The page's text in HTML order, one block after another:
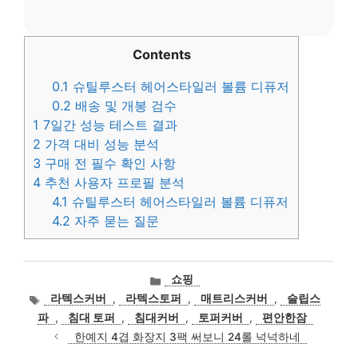
Contents
0.1 슈틸루스터 헤어스타일러 볼륨 디퓨저
0.2 배송 및 개봉 검수
1 7일간 성능 테스트 결과
2 가격 대비 성능 분석
3 구매 전 필수 확인 사항
4 추천 사용자 프로필 분석
4.1 슈틸루스터 헤어스타일러 볼륨 디퓨저
4.2 자주 묻는 질문
카
테
고
리
쇼핑
태
그
라텍스커버 , 라텍스토퍼 , 매트리스커버 ,
슬립스
파 , 침대 토퍼 , 침대커버 , 토퍼커버 ,
편안한잠
한예지 4겹 화장지 3팩 써보니 24롤 넉넉하네